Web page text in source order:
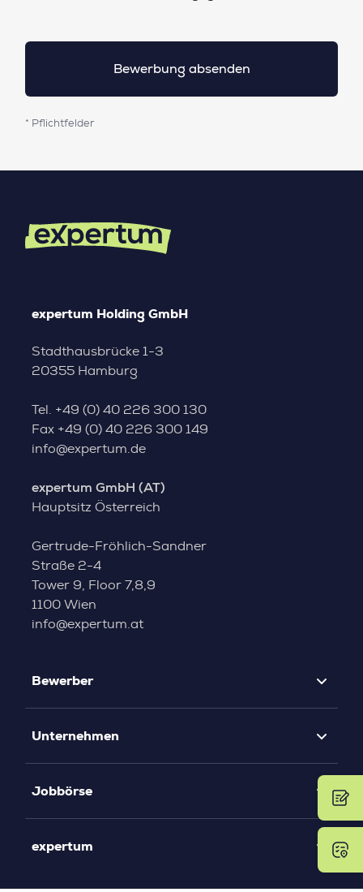
* Pflichtfelder
expertum Holding GmbH
Stadthausbrücke 1-3
20355 Hamburg
Tel. +49 (0) 40 226 300 130
Fax +49 (0) 40 226 300 149
info@expertum.de
expertum GmbH (AT)
Hauptsitz Österreich
Gertrude-Fröhlich-Sandner
Straße 2-4
Tower 9, Floor 7,8,9
1100 Wien
info@expertum.at
Bewerber
Unternehmen
Jobbörse
expertum